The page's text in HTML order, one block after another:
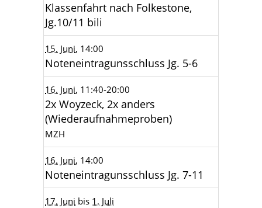
Klassenfahrt nach Folkestone,
Jg.10/11 bili
15. Juni, 14:00
Noteneintragunsschluss Jg. 5-6
16. Juni, 11:40-20:00
2x Woyzeck, 2x anders
(Wiederaufnahmeproben)
MZH
16. Juni, 14:00
Noteneintragunsschluss Jg. 7-11
17. Juni bis 1. Juli